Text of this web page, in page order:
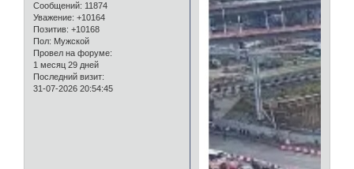
Сообщений: 11874
Уважение: +10164
Позитив: +10168
Пол: Мужской
Провел на форуме:
1 месяц 29 дней
Последний визит:
31-07-2026 20:54:45